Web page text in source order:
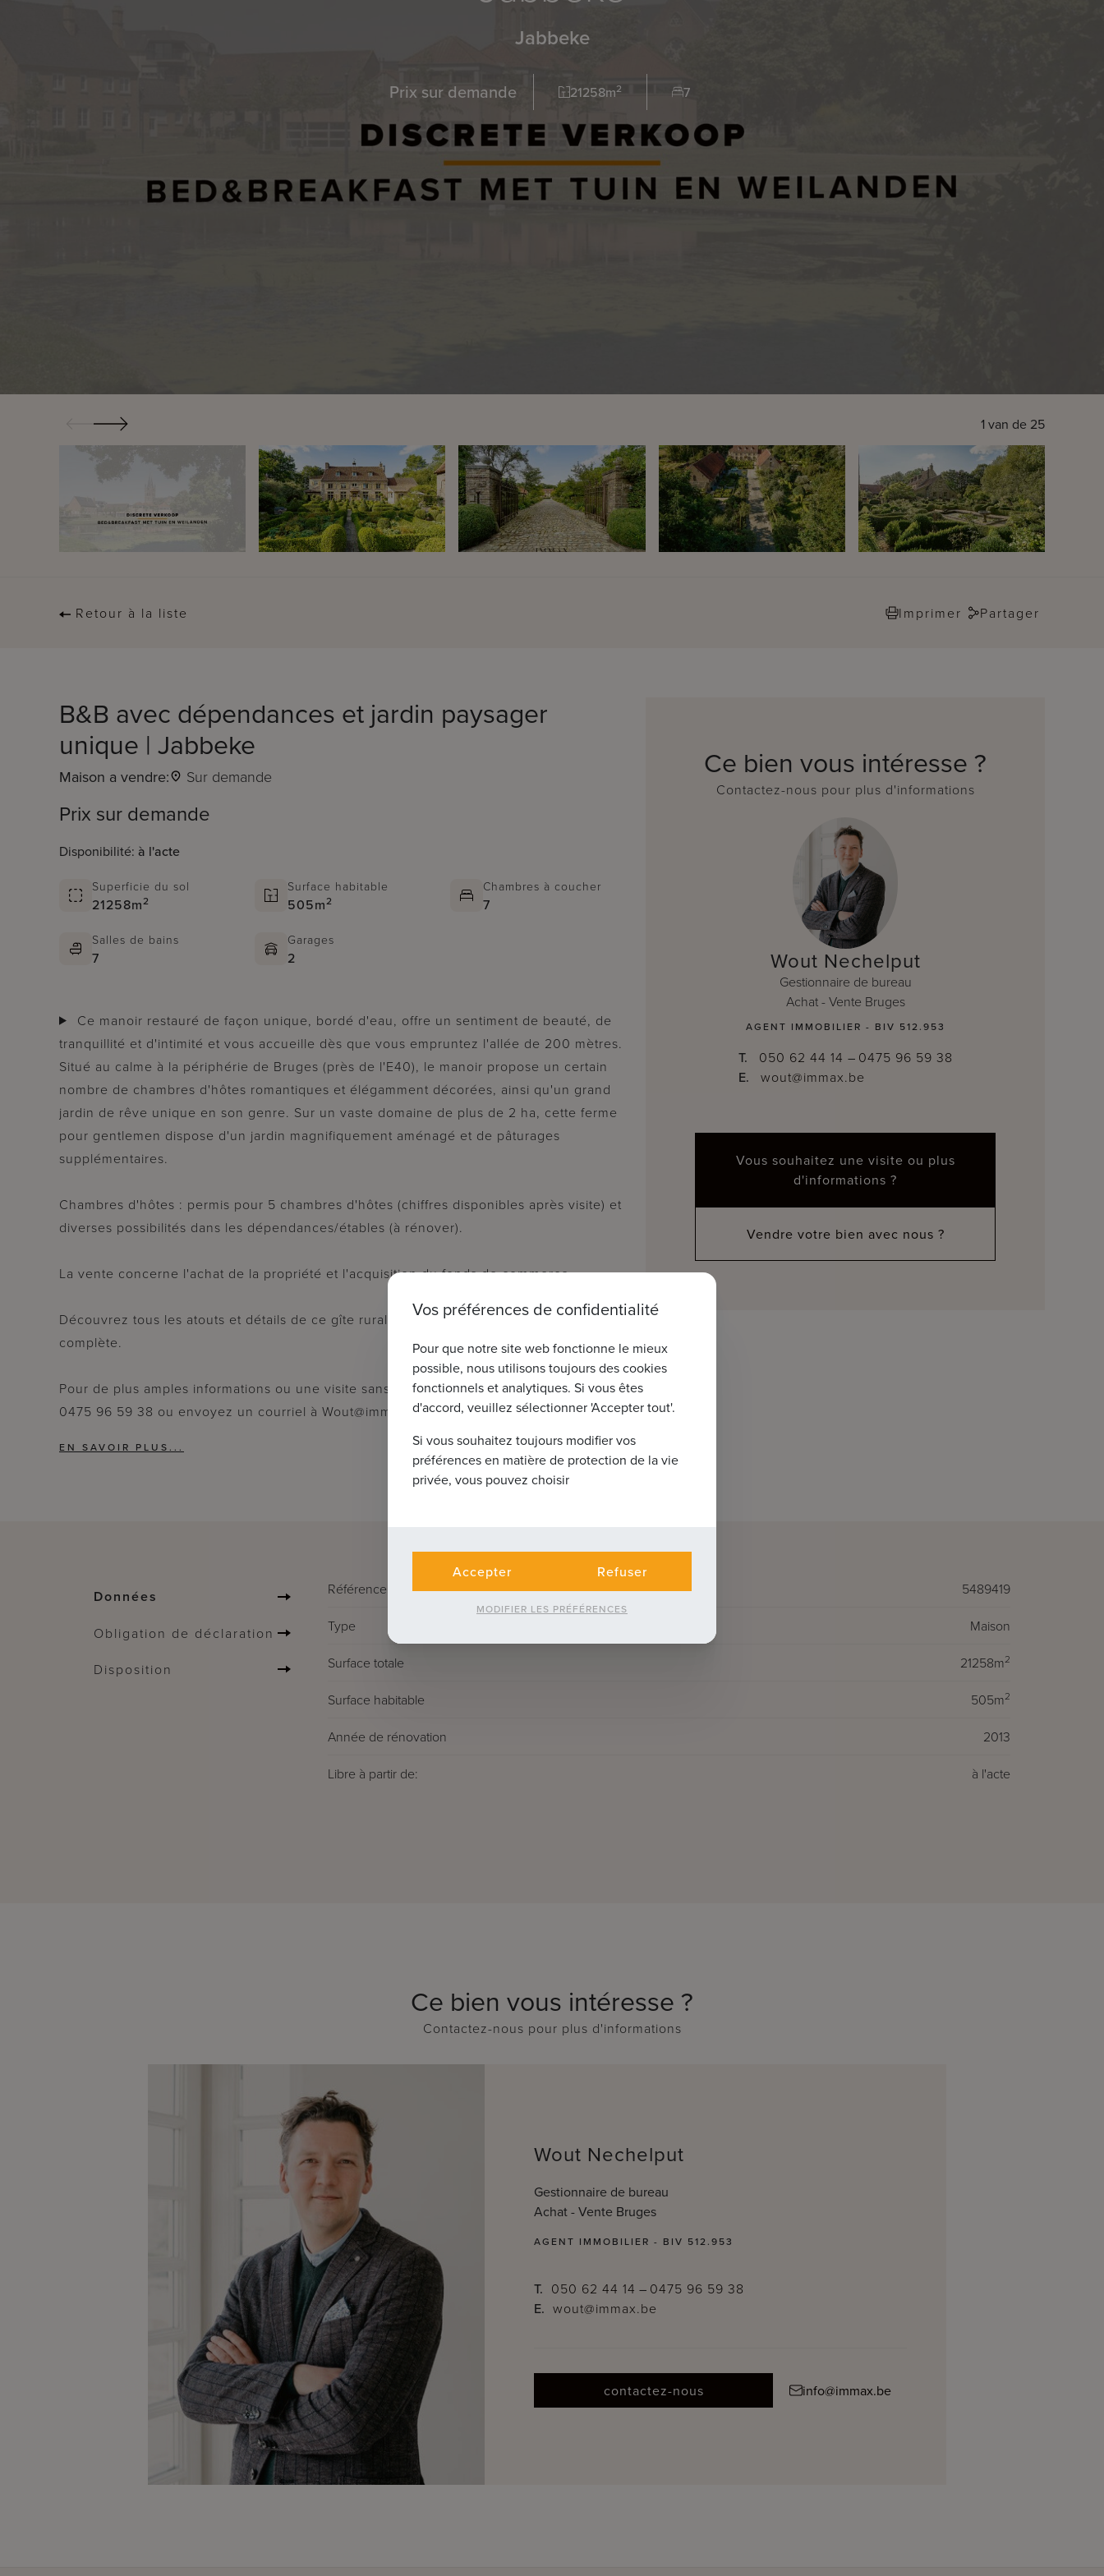
Jabbeke
Prix sur demande 21258m2 7
1 van de 25
Retour à la liste Imprimer Partager
B&B avec dépendances et jardin paysager
unique | Jabbeke
Maison a vendre: Sur demande
Prix sur demande
Disponibilité: à l'acte
Superficie du sol
21258m2
Surface habitable
505m2
Chambres à coucher
7
Salles de bains
7
Garages
2
tranquillité et d'intimité et vous accueille dès que vous empruntez l'allée de 200 mètres.
Situé au calme à la périphérie de Bruges (près de l'E40), le manoir propose un certain
nombre de chambres d'hôtes romantiques et élégamment décorées, ainsi qu'un grand
jardin de rêve unique en son genre. Sur un vaste domaine de plus de 2 ha, cette ferme
pour gentlemen dispose d'un jardin magnifiquement aménagé et de pâturages
supplémentaires.
Chambres d'hôtes : permis pour 5 chambres d'hôtes (chiffres disponibles après visite) et
diverses possibilités dans les dépendances/étables (à rénover).
La vente concerne l'achat de la propriété et l'acquisition du fonds de commerce.
Découvrez tous les atouts et détails de ce gîte rural avec dépendances lors d'une visite
complète.
Pour de plus amples informations ou une visite sans engagement, contactez Wout au
0475 96 59 38 ou envoyez un courriel à Wout@immax.be.
Ce bien vous intéresse ?
Contactez-nous pour plus d'informations
Wout Nechelput
Gestionnaire de bureau
Achat - Vente Bruges
AGENT IMMOBILIER - BIV 512.953
T. 050 62 44 14 – 0475 96 59 38
E.
wout@immax.be
Vous souhaitez une visite ou plus
d'informations ?
Vendre votre bien avec nous ?
Données
Obligation de déclaration
Disposition
Référence 5489419
Type Maison
Surface totale 21258m2
Surface habitable 505m2
Année de rénovation 2013
Libre à partir de: à l'acte
Ce bien vous intéresse ?
Contactez-nous pour plus d'informations
Wout Nechelput
Gestionnaire de bureau
Achat - Vente Bruges
AGENT IMMOBILIER - BIV 512.953
T. 050 62 44 14 – 0475 96 59 38
E. wout@immax.be
contactez-nous info@immax.be
Vos préférences de confidentialité
Pour que notre site web fonctionne le mieux
possible, nous utilisons toujours des cookies
fonctionnels et analytiques. Si vous êtes
d'accord, veuillez sélectionner 'Accepter tout'.
Si vous souhaitez toujours modifier vos
préférences en matière de protection de la vie
privée, vous pouvez choisir
Accepter Refuser
MODIFIER LES PRÉFÉRENCES